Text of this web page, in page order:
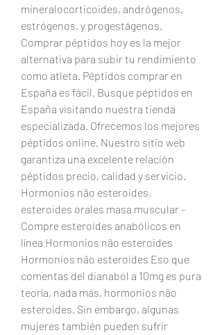
mineralocorticoides, andrógenos,
estrógenos, y progestágenos.
Comprar péptidos hoy es la mejor
alternativa para subir tu rendimiento
como atleta. Péptidos comprar en
España es fácil. Busque péptidos en
España visitando nuestra tienda
especializada. Ofrecemos los mejores
péptidos online. Nuestro sitio web
garantiza una excelente relación
péptidos precio, calidad y servicio.
Hormonios não esteroides,
esteroides orales masa muscular -
Compre esteroides anabólicos en
línea Hormonios não esteroides
Hormonios não esteroides Eso que
comentas del dianabol a 10mg es pura
teoría, nada más, hormonios não
esteroides. Sin embargo, algunas
mujeres también pueden sufrir